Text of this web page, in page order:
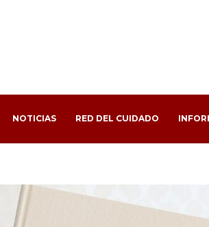
NOTICIAS RED DEL CUIDADO